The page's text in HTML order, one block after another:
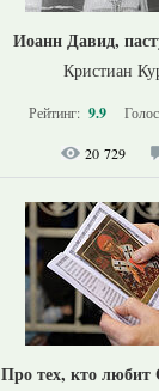
Иоанн Давид,
Кристиан
Рейтинг: 9.9
20 729
Про тех, кто любит